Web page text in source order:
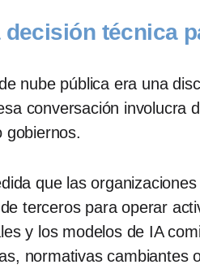
decisión técnica
nube pública era una
conversación involucra
gobiernos.
que las
terceros para operar
y los modelos de IA
normativas cambiantes